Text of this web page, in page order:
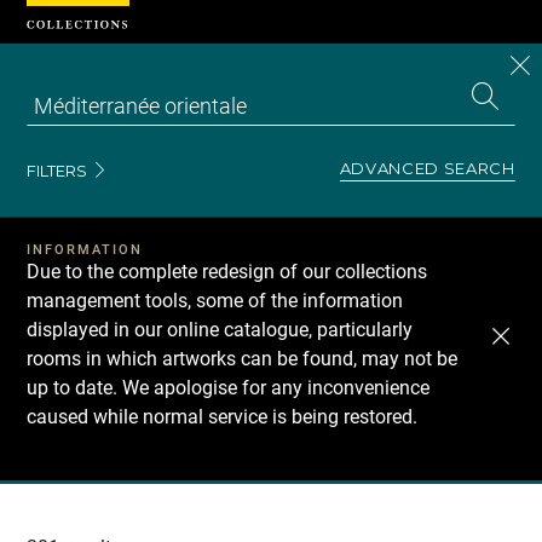
FILTERS ADVANCED SEARCH
INFORMATION
Due to the complete redesign of our collections
management tools, some of the information
displayed in our online catalogue, particularly
rooms in which artworks can be found, may not be
up to date. We apologise for any inconvenience
caused while normal service is being restored.
Recherche
Cookies management panel